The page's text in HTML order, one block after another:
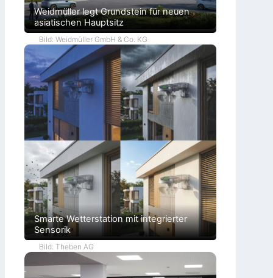
Weidmüller legt Grundstein für neuen
asiatischen Hauptsitz
Bild: Weidmüller GmbH & Co. KG
Smarte Wetterstation mit integrierter
Sensorik
Bild: Theben AG